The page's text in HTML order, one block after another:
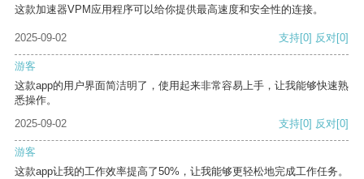
这款加速器VPM应用程序可以给你提供最高速度和安全性的连接。
2025-09-02 支持[0] 反对[0]
游客
这款app的用户界面简洁明了，使用起来非常容易上手，让我能够快速熟
悉操作。
2025-09-02
支持[0] 反对[0]
游客
这款app让我的工作效率提高了50%，让我能够更轻松地完成工作任务。